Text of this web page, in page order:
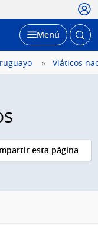
Desplegar
Menú Abrir
Viáticos
esta página